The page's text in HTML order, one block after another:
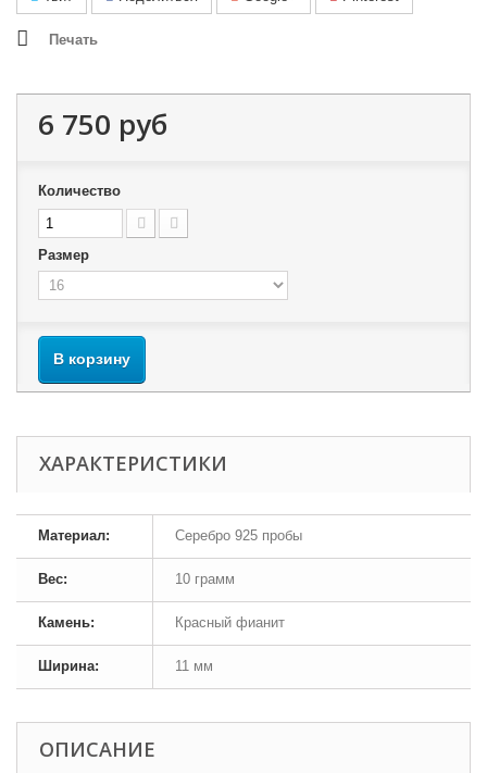
Печать
6 750 руб
Количество
Размер
В корзину
ХАРАКТЕРИСТИКИ
Материал: Серебро 925 пробы
Вес: 10 грамм
Камень: Красный фианит
Ширина: 11 мм
ОПИСАНИЕ